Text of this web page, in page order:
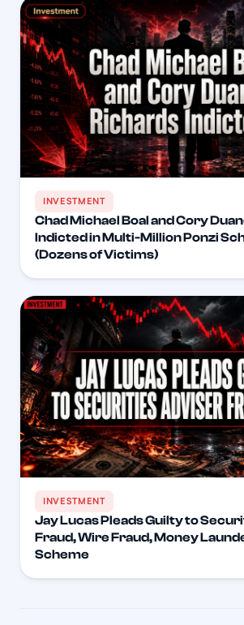
INVESTMENT
Chad Michael Boal and Cory
Indicted in Multi-Million Ponzi
(Dozens of Victims)
INVESTMENT
Jay Lucas Pleads Guilty to
Fraud, Wire Fraud, Money
Scheme